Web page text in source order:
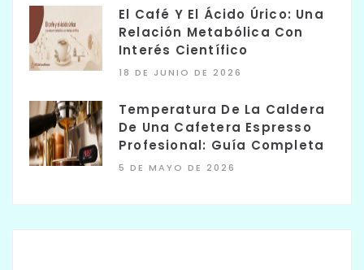
El Café Y El Ácido Úrico: Una
Relación Metabólica Con
Interés Científico
18 DE JUNIO DE 2026
Temperatura De La Caldera
De Una Cafetera Espresso
Profesional: Guía Completa
5 DE MAYO DE 2026